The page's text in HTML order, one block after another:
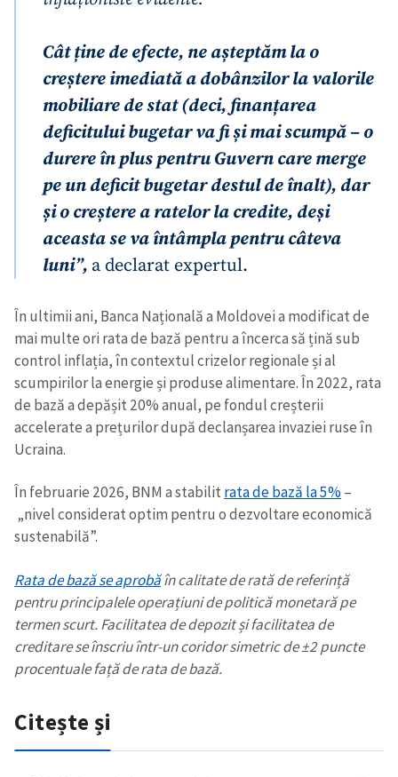
Trimite o informație
Despre ZdG
in English
на русском
Cât ține de efecte, ne așteptăm la o
creștere imediată a dobânzilor la valorile
mobiliare de stat (deci, finanțarea
deficitului bugetar va fi și mai scumpă – o
durere în plus pentru Guvern care merge
pe un deficit bugetar destul de înalt), dar
și o creștere a ratelor la credite, deși
aceasta se va întâmpla pentru câteva
luni”, a declarat expertul.
În ultimii ani, Banca Națională a Moldovei a modificat de
mai multe ori rata de bază pentru a încerca să țină sub
control inflația, în contextul crizelor regionale și al
scumpirilor la energie și produse alimentare. În 2022, rata
de bază a depășit 20% anual, pe fondul creșterii
accelerate a prețurilor după declanșarea invaziei ruse în
Ucraina.
În februarie 2026, BNM a stabilit rata de bază la 5% –
„nivel considerat optim pentru o dezvoltare economică
sustenabilă”.
Rata de bază se aprobăîn calitate de rată de referință
pentru principalele operațiuni de politică monetară pe
termen scurt. Facilitatea de depozit și facilitatea de
creditare se înscriu într-un coridor simetric de ±2 puncte
procentuale față de rata de bază.
Citește și